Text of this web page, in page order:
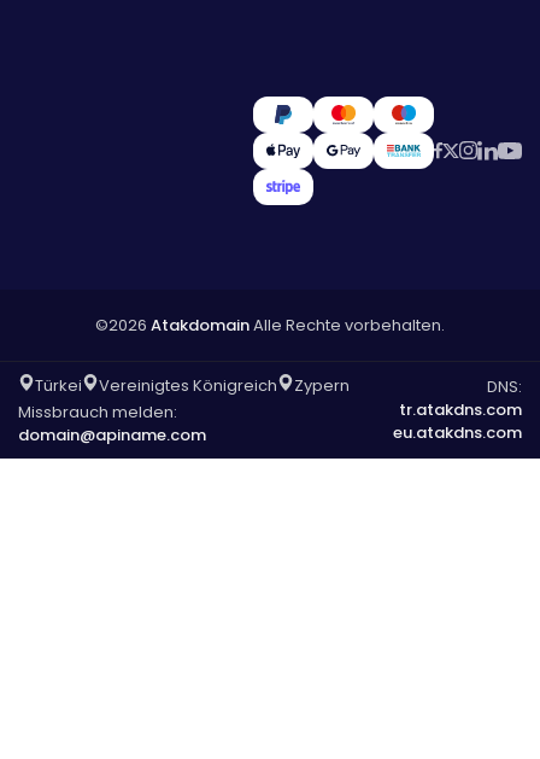
©2026 AtakdomainAlle Rechte vorbehalten.
Türkei Vereinigtes Königreich
Zypern
Missbrauch melden:
domain@apiname.com
DNS:
tr.atakdns.com
eu.atakdns.com